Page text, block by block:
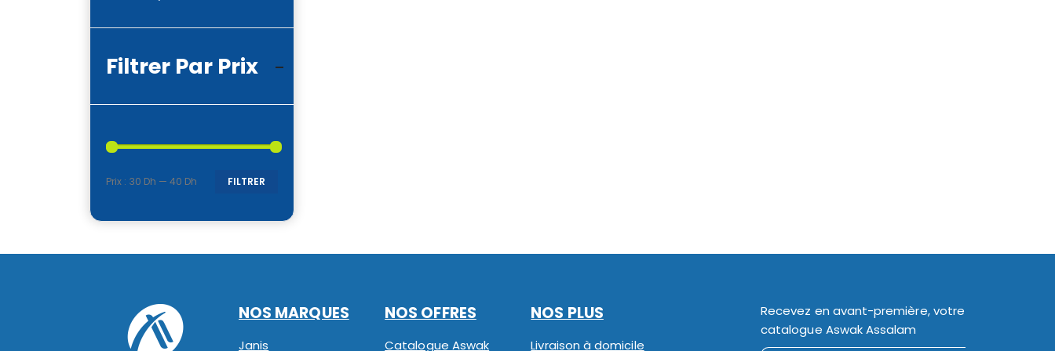
Filtrer Par Prix
FILTRER
Prix : 30 Dh — 40 Dh
NOS MARQUES
Janis
NOS OFFRES
Catalogue Aswak
NOS PLUS
Livraison à domicile
Recevez en avant-première, votre
catalogue Aswak Assalam